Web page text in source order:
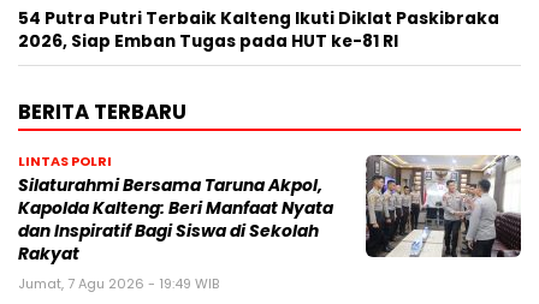
54 Putra Putri Terbaik Kalteng Ikuti Diklat Paskibraka
2026, Siap Emban Tugas pada HUT ke-81 RI
BERITA TERBARU
LINTAS POLRI
Silaturahmi Bersama Taruna Akpol,
Kapolda Kalteng: Beri Manfaat Nyata
dan Inspiratif Bagi Siswa di Sekolah
Rakyat
Jumat, 7 Agu 2026 - 19:49 WIB